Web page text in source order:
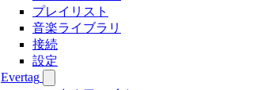
プレイリスト
音楽ライブラリ
接続
設定
Evertag